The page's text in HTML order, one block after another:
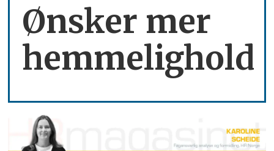
Ønsker mer
hemmelighold